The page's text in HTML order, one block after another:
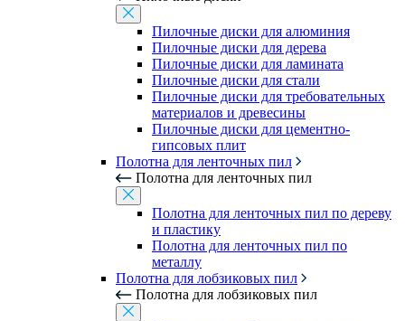
Пилочные диски для алюминия
Пилочные диски для дерева
Пилочные диски для ламината
Пилочные диски для стали
Пилочные диски для требовательных
материалов и древесины
Пилочные диски для цементно-
гипсовых плит
Полотна для ленточных пил
Полотна для ленточных пил
Полотна для ленточных пил по дереву
и пластику
Полотна для ленточных пил по
металлу
Полотна для лобзиковых пил
Полотна для лобзиковых пил